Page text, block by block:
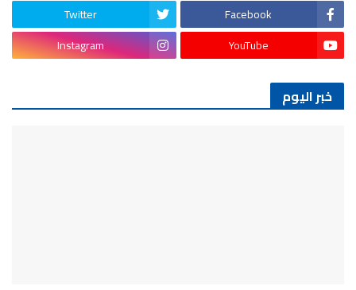
Facebook
Twitter
YouTube
Instagram
خبر اليوم